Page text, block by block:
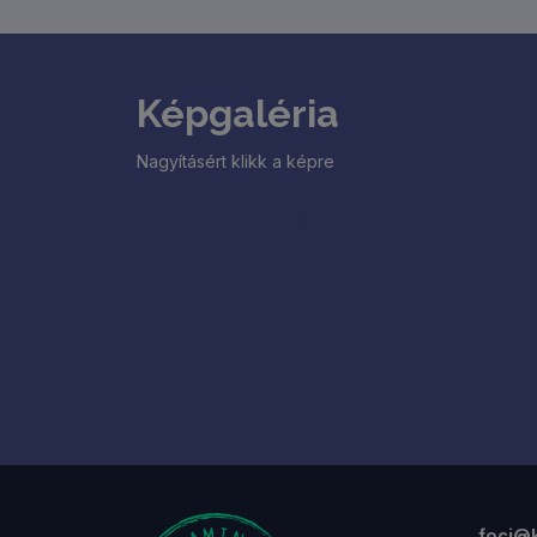
csapatot tudunk fogadni, akik két
csoportkör: 10.45.-13.30.Rájátszás:
13.30.-15.30.
Képgaléria
Nagyításért klikk a képre